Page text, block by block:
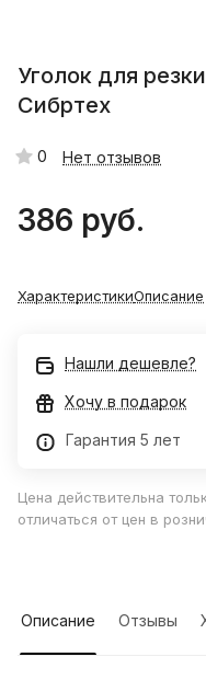
Уголок для
Сибртех
0 Нет отзывов
386 руб.
ХарактеристикиОписание
Нашли дешевле?
Хочу в подарок
Гарантия 5 лет
Цена действительна
отличаться от цен в
Описание Отзывы